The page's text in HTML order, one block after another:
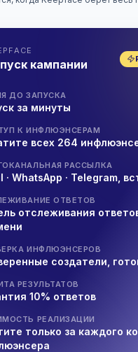
кампании
ДО ЗАПУСКА
за минуты
К ИНФЛЮЭНСЕРАМ
всех 264
РАССЫЛКА
· WhatsApp · Telegram,
ОТВЕТОВ
отслеживания
ИНФЛЮЭНСЕРОВ
создатели,
РЕЗУЛЬТАТОВ
10% ответов
РЕАЛИЗАЦИИ
только за каждого